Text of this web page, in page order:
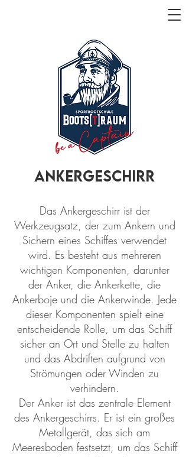
Ankergeschirr
Das Ankergeschirr ist der
Werkzeugsatz, der zum Ankern und
Sichern eines Schiffes verwendet
wird. Es besteht aus mehreren
wichtigen Komponenten, darunter
der Anker, die Ankerkette, die
Ankerboje und die Ankerwinde. Jede
dieser Komponenten spielt eine
entscheidende Rolle, um das Schiff
sicher an Ort und Stelle zu halten
und das Abdriften aufgrund von
Strömungen oder Winden zu
verhindern.
Der Anker ist das zentrale Element
des Ankergeschirrs. Er ist ein großes
Metallgerät, das sich am
Meeresboden festsetzt, um das Schiff